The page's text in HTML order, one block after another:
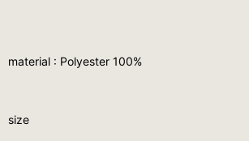
material : Polyester 100%
size